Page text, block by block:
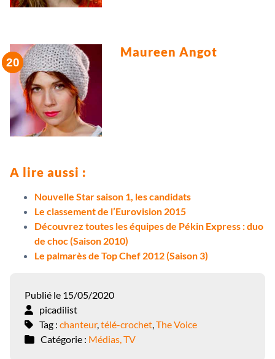
Maureen Angot
A lire aussi :
Nouvelle Star saison 1, les candidats
Le classement de l’Eurovision 2015
Découvrez toutes les équipes de Pékin Express : duo
de choc (Saison 2010)
Le palmarès de Top Chef 2012 (Saison 3)
Publié le 15/05/2020
picadilist
Tag : chanteur,télé-crochet,The Voice
Catégorie : Médias, TV